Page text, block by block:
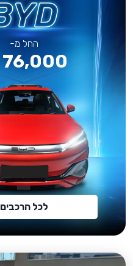
החל מ-
76,000 ₪
לכל הרכבים